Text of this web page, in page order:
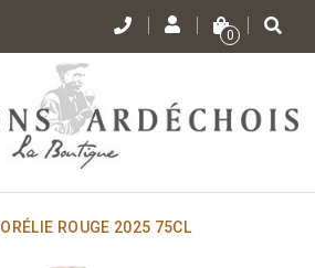
0
ORÉLIE ROUGE 2025 75CL